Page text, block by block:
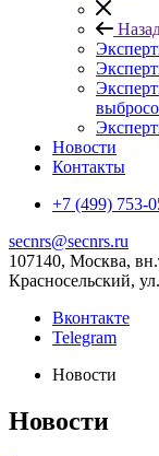
Новости
Контакты
+7 (499) 753-
secnrs@secnrs.ru
107140, Москва,
Красносельский,
Вконтакте
Telegram
Новости
Новости